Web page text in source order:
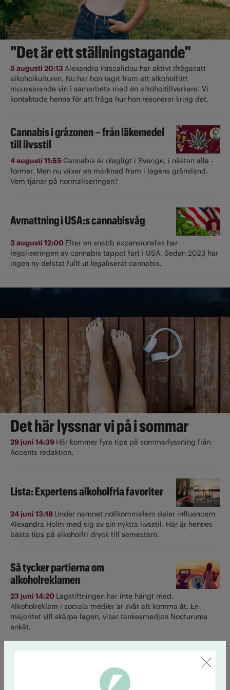
"Det är ett ställningstagande"
5 augusti 20:13Alexandra Pascalidou har aktivt ifrågasatt
alkoholkulturen. Nu har hon tagit fram ett alkoholfritt
mousserande vin i samarbete med en alkoholtillverkare. Vi
kontaktade henne för att fråga hur hon resonerar kring det.
Cannabis i gråzonen – från läkemedel
till livsstil
4 augusti 11:55 Cannabis är olagligt i ­Sverige, i nästan alla ­
former. Men nu växer en marknad fram i lagens gränsland.
Vem tjänar på normaliseringen?
Avmattning i USA:s cannabisvåg
3 augusti 12:00 Efter en snabb expansionsfas har
legaliseringen av cannabis tappat fart i USA. Sedan 2023 har
ingen ny delstat fullt ut ­legaliserat cannabis.
Det här lyssnar vi på i sommar
29 juni 14:39 Här kommer fyra tips på sommarlyssning från
Accents redaktion.
Lista: Expertens alkoholfria favoriter
24 juni 13:18 Under namnet nollkommafem delar influencern
Alexandra Holm med sig av sin nyktra livsstil. Här är hennes
bästa tips på alkoholfri dryck till semestern.
Så tycker partierna om
alkoholreklamen
23 juni 14:20 Lagstiftningen har inte hängt med.
Alkoholreklam i sociala medier är svår att komma åt. En
majoritet vill skärpa lagen, visar tankesmedjan Nocturums
enkät.